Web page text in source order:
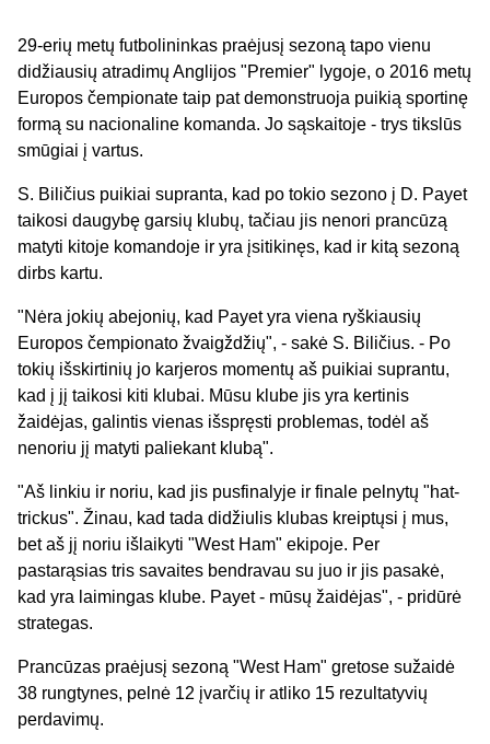
29-erių metų futbolininkas praėjusį sezoną tapo vienu
didžiausių atradimų Anglijos "Premier" lygoje, o 2016 metų
Europos čempionate taip pat demonstruoja puikią sportinę
formą su nacionaline komanda. Jo sąskaitoje - trys tikslūs
smūgiai į vartus.
S. Biličius puikiai supranta, kad po tokio sezono į D. Payet
taikosi daugybę garsių klubų, tačiau jis nenori prancūzą
matyti kitoje komandoje ir yra įsitikinęs, kad ir kitą sezoną
dirbs kartu.
"Nėra jokių abejonių, kad Payet yra viena ryškiausių
Europos čempionato žvaigždžių", - sakė S. Biličius. - Po
tokių išskirtinių jo karjeros momentų aš puikiai suprantu,
kad į jį taikosi kiti klubai. Mūsu klube jis yra kertinis
žaidėjas, galintis vienas išspręsti problemas, todėl aš
nenoriu jį matyti paliekant klubą".
"Aš linkiu ir noriu, kad jis pusfinalyje ir finale pelnytų "hat-
trickus". Žinau, kad tada didžiulis klubas kreiptųsi į mus,
bet aš jį noriu išlaikyti "West Ham" ekipoje. Per
pastarąsias tris savaites bendravau su juo ir jis pasakė,
kad yra laimingas klube. Payet - mūsų žaidėjas", - pridūrė
strategas.
Prancūzas praėjusį sezoną "West Ham" gretose sužaidė
38 rungtynes, pelnė 12 įvarčių ir atliko 15 rezultatyvių
perdavimų.